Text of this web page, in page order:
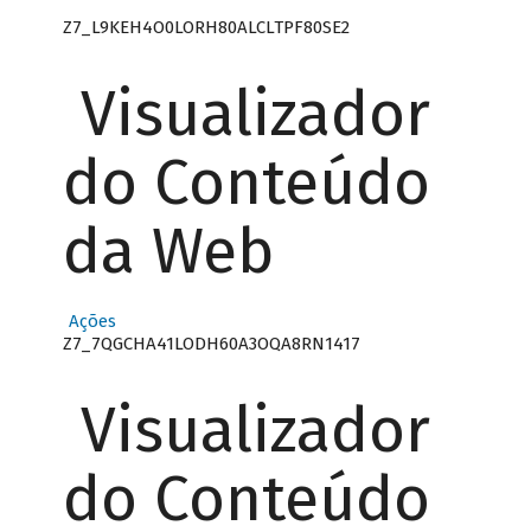
Z7_L9KEH4O0LORH80ALCLTPF80SE2
Visualizador
do Conteúdo
da Web
Ações
Z7_7QGCHA41LODH60A3OQA8RN1417
Visualizador
do Conteúdo